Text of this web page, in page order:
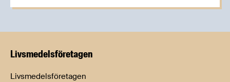
Livsmedels­företagen
Livsmedelsföretagen